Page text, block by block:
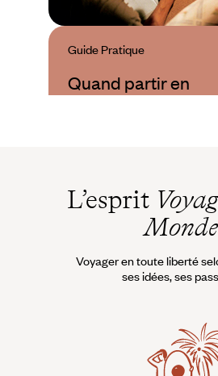
Guide Pratique
Quand partir en
L’esprit
Monde
Voyager en toute liberté
ses idées, ses